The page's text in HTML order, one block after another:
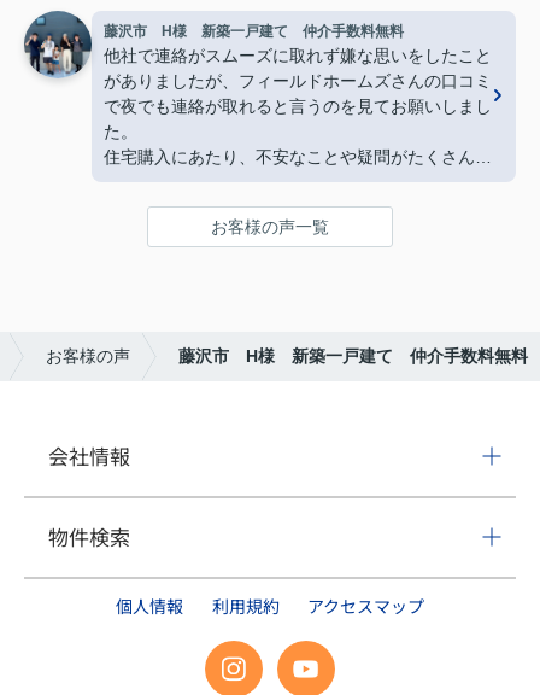
残っており、今回も迷うことなくフィールドホーム
ズ様にお願いさせていただきました。
また、社長の理恵様とは今回初めて直接お会いしま
したが、すぐに安心してお話しできるお人柄で、打
ち合わせを重ねる中で「理恵様にお任せすれば大丈
夫」と心強く感じておりました。温かくご対応いた
だき、心より感謝申し上げます。
い話が脱線してしまうこともあり失礼いたしまし
た。しかしながら、私たち家族にとってはとても楽
ていただけましたら幸いです。
この度は本当にありがとうございました。
藤沢市 H様 新築一戸建て 仲介手数料無料
他社で連絡がスムーズに取れず嫌な思いをしたこと
がありましたが、フィールドホームズさんの口コミ
で夜でも連絡が取れると言うのを見てお願いしまし
た。
住宅購入にあたり、不安なことや疑問がたくさんあ
りましたが、いつも迅速で丁寧な対応をしていただ
き安心してお取引ができました。
お客様の声一覧
お客様の声 藤沢市 H様 新築一戸建て 仲介手数料無料
会社情報
物件検索
個人情報 利用規約 アクセスマップ